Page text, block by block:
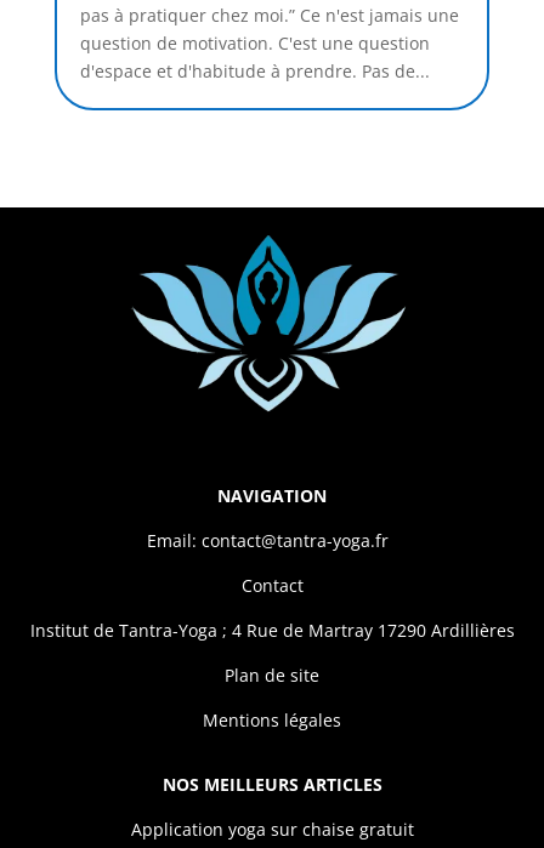
pas à pratiquer chez moi.” Ce n'est jamais une
question de motivation. C'est une question
d'espace et d'habitude à prendre. Pas de...
NAVIGATION
Email: contact@tantra-yoga.fr
Contact
Institut de Tantra-Yoga ; 4 Rue de Martray 17290 Ardillières
Plan de site
Mentions légales
NOS MEILLEURS ARTICLES
Application yoga sur chaise gratuit